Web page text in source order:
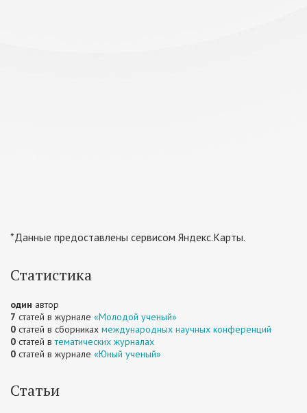
*Данные предоставлены сервисом Яндекс.Карты.
Статистика
один автор
7 статей в журнале «Молодой ученый»
0 статей в сборниках международных научных конференций
0 статей втематических журналах
0 статей в журнале «Юный ученый»
Статьи